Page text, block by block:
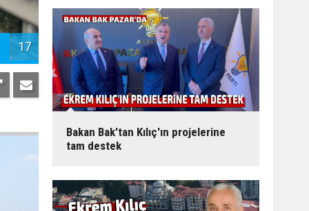
17
Bakan Bak'tan Kılıç'ın projelerine
tam destek